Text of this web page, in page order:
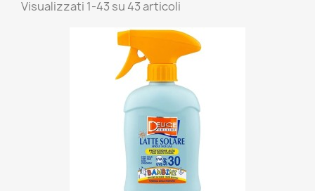
Visualizzati 1-43 su 43 articoli